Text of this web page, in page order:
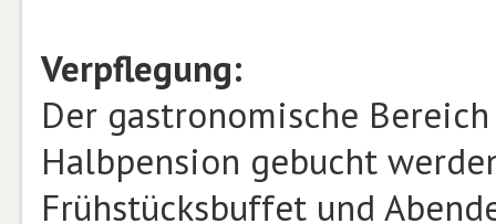
Verpflegung:
Der gastronomische
Halbpension gebucht
Frühstücksbuffet und